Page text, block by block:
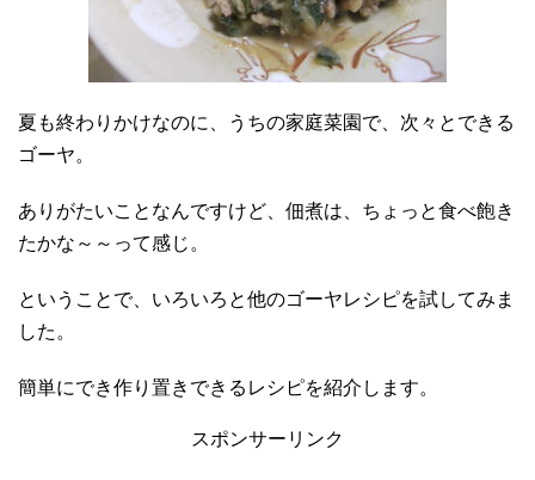
夏も終わりかけなのに、うちの家庭菜園で、次々とできる
ゴーヤ。
ありがたいことなんですけど、佃煮は、ちょっと食べ飽き
たかな～～って感じ。
ということで、いろいろと他のゴーヤレシピを試してみま
した。
簡単にでき作り置きできるレシピを紹介します。
スポンサーリンク